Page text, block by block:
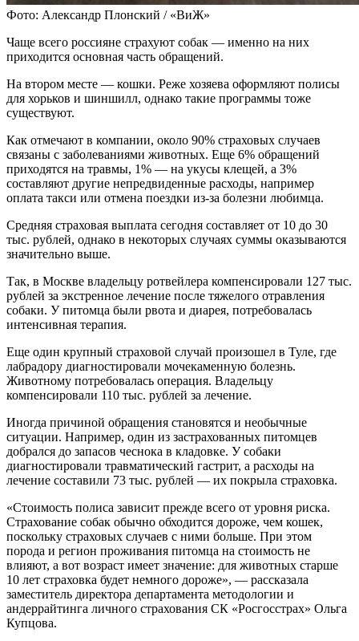
Фото: Александр Плонский / «ВиЖ»
Чаще всего россияне страхуют собак — именно на них
приходится основная часть обращений.
На втором месте — кошки. Реже хозяева оформляют полисы
для хорьков и шиншилл, однако такие программы тоже
существуют.
Как отмечают в компании, около 90% страховых случаев
связаны с заболеваниями животных. Еще 6% обращений
приходятся на травмы, 1% — на укусы клещей, а 3%
составляют другие непредвиденные расходы, например
оплата такси или отмена поездки из-за болезни любимца.
Средняя страховая выплата сегодня составляет от 10 до 30
тыс. рублей, однако в некоторых случаях суммы оказываются
значительно выше.
Так, в Москве владельцу ротвейлера компенсировали 127 тыс.
рублей за экстренное лечение после тяжелого отравления
собаки. У питомца были рвота и диарея, потребовалась
интенсивная терапия.
Еще один крупный страховой случай произошел в Туле, где
лабрадору диагностировали мочекаменную болезнь.
Животному потребовалась операция. Владельцу
компенсировали 110 тыс. рублей за лечение.
Иногда причиной обращения становятся и необычные
ситуации. Например, один из застрахованных питомцев
добрался до запасов чеснока в кладовке. У собаки
диагностировали травматический гастрит, а расходы на
лечение составили 73 тыс. рублей — их покрыла страховка.
«Стоимость полиса зависит прежде всего от уровня риска.
Страхование собак обычно обходится дороже, чем кошек,
поскольку страховых случаев с ними больше. При этом
порода и регион проживания питомца на стоимость не
влияют, а вот возраст имеет значение: для животных старше
10 лет страховка будет немного дороже», — рассказала
заместитель директора департамента методологии и
андеррайтинга личного страхования СК «Росгосстрах» Ольга
Купцова.